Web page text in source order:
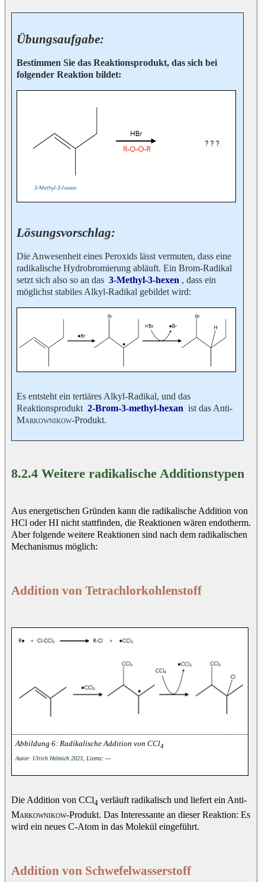
Übungsaufgabe:
Bestimmen Sie das Reaktionsprodukt, das sich bei
folgender Reaktion bildet:
Lösungsvorschlag:
Die Anwesenheit eines Peroxids lässt vermuten, dass eine
radikalische Hydrobromierung abläuft. Ein Brom-Radikal
setzt sich also so an das 3-Methyl-3-hexen , dass ein
möglichst stabiles Alkyl-Radikal gebildet wird:
Es entsteht ein tertiäres Alkyl-Radikal, und das
Reaktionsprodukt 2-Brom-3-methyl-hexan ist das Anti-
Markownikow-Produkt.
8.2.4 Weitere radikalische Additionstypen
Aus energetischen Gründen kann die radikalische Addition von
HCl oder HI nicht stattfinden, die Reaktionen wären endotherm.
Aber folgende weitere Reaktionen sind nach dem radikalischen
Mechanismus möglich:
Addition von Tetrachlorkohlenstoff
Radikalische Addition von CCl4
Autor: Ulrich Helmich 2023, Lizenz: ---
Die Addition von CCl4 verläuft radikalisch und liefert ein Anti-
Markownikow-Produkt. Das Interessante an dieser Reaktion: Es
wird ein neues C-Atom in das Molekül eingeführt.
Addition von Schwefelwasserstoff